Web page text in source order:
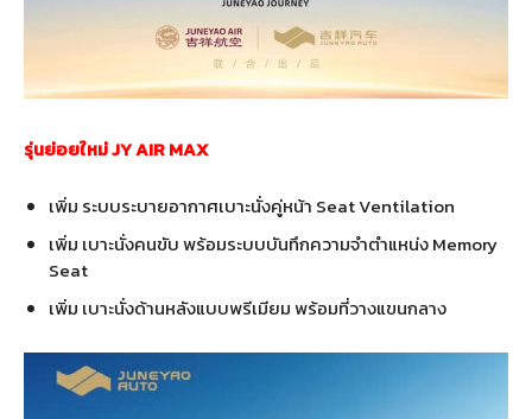
รุ่นย่อยใหม่ JY AIR MAX
เพิ่ม ระบบระบายอากาศเบาะนั่งคู่หน้า Seat Ventilation
เพิ่ม เบาะนั่งคนขับ พร้อมระบบบันทึกความจำตำแหน่ง Memory
Seat
เพิ่ม เบาะนั่งด้านหลังแบบพรีเมียม พร้อมที่วางแขนกลาง